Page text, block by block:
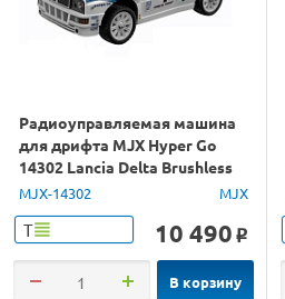
Радиоуправляемая машина
для дрифта MJX Hyper Go
14302 Lancia Delta Brushless
4WD 2.4G LED 1/14 RTR
MJX-14302 MJX
Т 10 490 o
В корзину